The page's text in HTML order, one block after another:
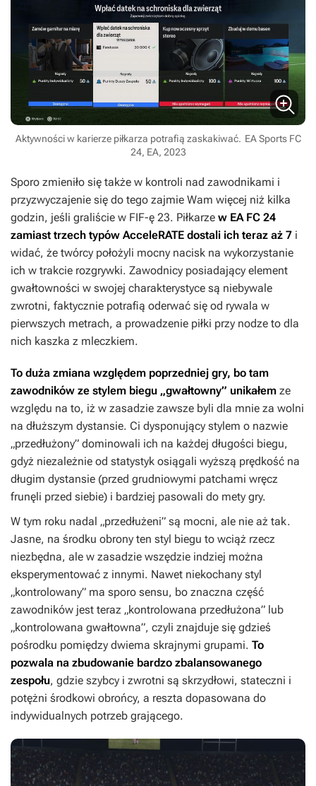
Aktywności w karierze piłkarza potrafią zaskakiwać. EA Sports FC
24, EA, 2023
Sporo zmieniło się także w kontroli nad zawodnikami i
przyzwyczajenie się do tego zajmie Wam więcej niż kilka
godzin, jeśli graliście w FIF-ę 23. Piłkarze w EA FC 24
zamiast trzech typów AcceleRATE dostali ich teraz aż 7 i
widać, że twórcy położyli mocny nacisk na wykorzystanie
ich w trakcie rozgrywki. Zawodnicy posiadający element
gwałtowności w swojej charakterystyce są niebywale
zwrotni, faktycznie potrafią oderwać się od rywala w
pierwszych metrach, a prowadzenie piłki przy nodze to dla
nich kaszka z mleczkiem.
To duża zmiana względem poprzedniej gry, bo tam
zawodników ze stylem biegu „gwałtowny” unikałem ze
względu na to, iż w zasadzie zawsze byli dla mnie za wolni
na dłuższym dystansie. Ci dysponujący stylem o nazwie
„przedłużony” dominowali ich na każdej długości biegu,
gdyż niezależnie od statystyk osiągali wyższą prędkość na
długim dystansie (przed grudniowymi patchami wręcz
frunęli przed siebie) i bardziej pasowali do mety gry.
W tym roku nadal „przedłużeni” są mocni, ale nie aż tak.
Jasne, na środku obrony ten styl biegu to wciąż rzecz
niezbędna, ale w zasadzie wszędzie indziej można
eksperymentować z innymi. Nawet niekochany styl
„kontrolowany” ma sporo sensu, bo znaczna część
zawodników jest teraz „kontrolowana przedłużona” lub
„kontrolowana gwałtowna”, czyli znajduje się gdzieś
pośrodku pomiędzy dwiema skrajnymi grupami. To
pozwala na zbudowanie bardzo zbalansowanego
zespołu, gdzie szybcy i zwrotni są skrzydłowi, stateczni i
potężni środkowi obrońcy, a reszta dopasowana do
indywidualnych potrzeb grającego.